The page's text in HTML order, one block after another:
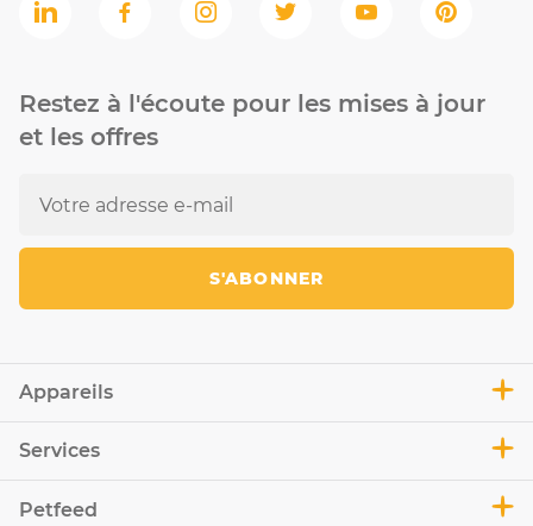
Appareils
Services
Petfeed
Restez à l'écoute pour les mises à jour
et les offres
S'ABONNER